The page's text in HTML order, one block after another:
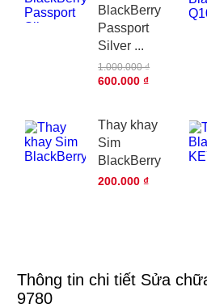
BlackBerry
Passport
Silver ...
1.000.000 ₫
600.000 ₫
Thay khay
Sim
BlackBerry
200.000 ₫
Thông tin chi tiết Sửa
9780